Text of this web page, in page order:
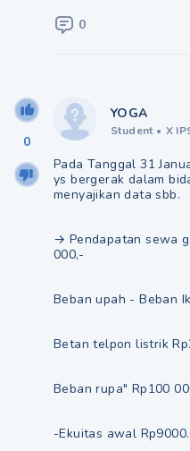
0
0
YOGA
Student • X
Pada Tanggal 31
ys bergerak dalam
menyajikan data sbb.
→ Pendapatan sewa
000,-
Beban upah - Beban
Betan telpon listrik
Beban rupa" Rp100
-Ekuitas awal